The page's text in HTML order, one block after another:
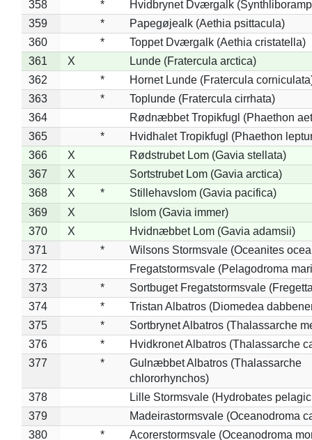
358 *
Hvidbrynet Dværgalk
359
*
Papegøjealk (Aethia psittacula)
360
*
Toppet Dværgalk (Aethia cristatella)
361
X
Lunde (Fratercula arctica)
362
*
Hornet Lunde (Fratercula
363
*
Toplunde (Fratercula cirrhata)
364
Rødnæbbet Tropikfugl (Phaethon
365
*
Hvidhalet Tropikfugl (Phaethon
366
X
Rødstrubet Lom (Gavia stellata)
367
X
Sortstrubet Lom (Gavia arctica)
368
X *
Stillehavslom (Gavia pacifica)
369
X
Islom (Gavia immer)
370
X
Hvidnæbbet Lom (Gavia adamsii)
371
*
Wilsons Stormsvale (Oceanites
372
Fregatstormsvale (Pelagodroma
373
*
Sortbuget Fregatstormsvale
374
*
Tristan Albatros (Diomedea
375
*
Sortbrynet Albatros (Thalassarche
376
*
Hvidkronet Albatros (Thalassarche
377
*
Gulnæbbet Albatros (Thalassarche
chlororhynchos)
378
Lille Stormsvale (Hydrobates
379
Madeirastormsvale (Oceanodroma
380
*
Acorerstormsvale (Oceanodroma